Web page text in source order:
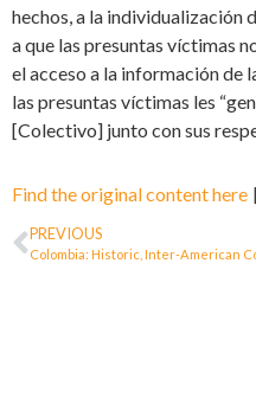
hechos, a la individualización
a que las presuntas víctimas
el acceso a la información de
las presuntas víctimas les
[Colectivo] junto con sus
Find the original content here
PREVIOUS